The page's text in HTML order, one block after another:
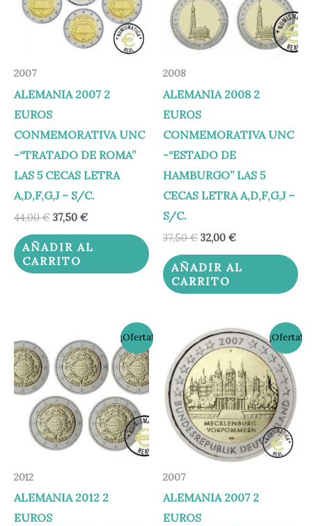
2007
ALEMANIA 2007 2
EUROS
CONMEMORATIVA UNC
-“TRATADO DE ROMA”
LAS 5 CECAS LETRA
A,D,F,G,J – S/C.
44,00€ 37,50 €
AÑADIR AL
CARRITO
2008
ALEMANIA 2008 2
EUROS
CONMEMORATIVA UNC
-“ESTADO DE
HAMBURGO” LAS 5
CECAS LETRA A,D,F,G,J –
S/C.
37,50€ 32,00 €
AÑADIR AL
CARRITO
¡Oferta!
2012
ALEMANIA 2012 2
EUROS
precio
original
era:
39,95 €.
precio
actual
es:
34,95 €.
¡Oferta!
2007
ALEMANIA 2007 2
EUROS
El
precio
original
era:
8,50 €.
El
precio
actual
es:
6,95 €.